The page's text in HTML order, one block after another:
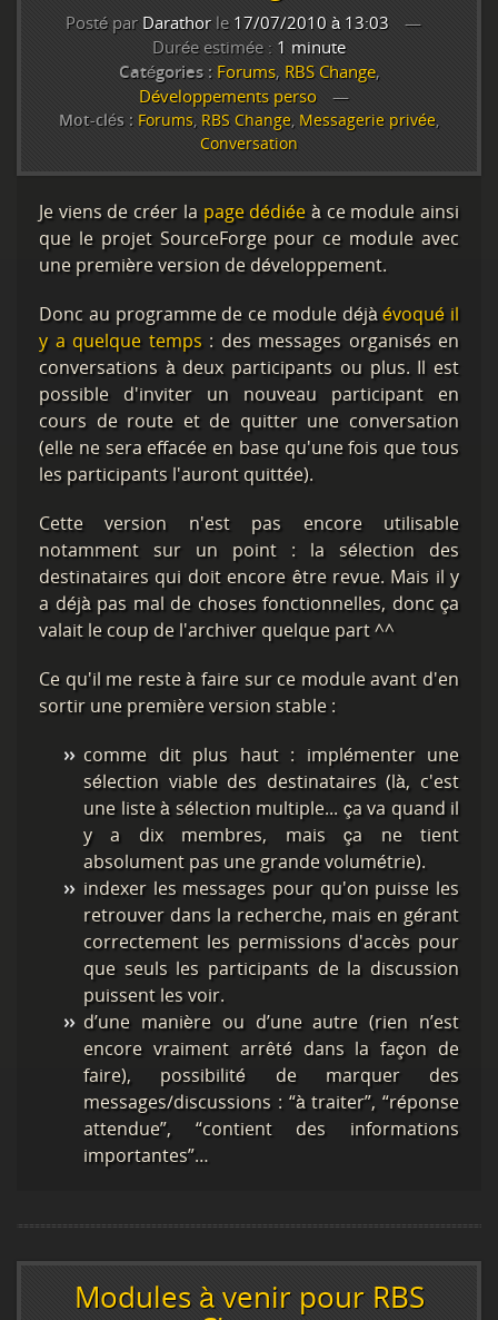
Posté par Darathorle 17/07/2010 à 13:03
Durée estimée : 1 minute
Catégories : Forums, RBS Change,
Développements perso
Mot-clés : Forums, RBS Change, Messagerie privée,
Conversation
Je viens de créer la page dédiée à ce module ainsi
que le projet SourceForge pour ce module avec
une première version de développement.
Donc au programme de ce module déjàévoqué il
y a quelque temps : des messages organisés en
conversations à deux participants ou plus. Il est
possible d'inviter un nouveau participant en
cours de route et de quitter une conversation
(elle ne sera effacée en base qu'une fois que tous
les participants l'auront quittée).
Cette version n'est pas encore utilisable
notamment sur un point : la sélection des
destinataires qui doit encore être revue. Mais il y
a déjà pas mal de choses fonctionnelles, donc ça
valait le coup de l'archiver quelque part ^^
Ce qu'il me reste à faire sur ce module avant d'en
sortir une première version stable :
comme dit plus haut : implémenter une
sélection viable des destinataires (là, c'est
une liste à sélection multiple... ça va quand il
y a dix membres, mais ça ne tient
absolument pas une grande volumétrie).
indexer les messages pour qu'on puisse les
retrouver dans la recherche, mais en gérant
correctement les permissions d'accès pour
que seuls les participants de la discussion
puissent les voir.
d’une manière ou d’une autre (rien n’est
encore vraiment arrêté dans la façon de
faire), possibilité de marquer des
messages/discussions : “à traiter”, “réponse
attendue”, “contient des informations
importantes”…
Modules à venir pour RBS